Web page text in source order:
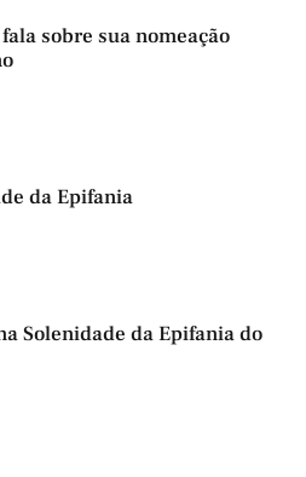
sobre sua nomeação
da Epifania
Solenidade da Epifania do